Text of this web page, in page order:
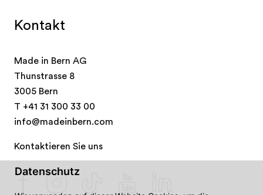
Kontakt
Made in Bern AG
Thunstrasse 8
3005 Bern
T +41 31 300 33 00
info@madeinbern.com
Kontaktieren Sie uns
Datenschutz